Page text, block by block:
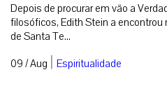
Depois de procurar em vão a
filosóficos, Edith Stein a
de Santa Te...
09 / Aug | Espiritualidade